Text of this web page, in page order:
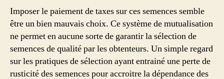
Imposer le paiement de taxes sur ces semences semble
être un bien mauvais choix. Ce système de mutualisation
ne permet en aucune sorte de garantir la sélection de
semences de qualité par les obtenteurs. Un simple regard
sur les pratiques de sélection ayant entrainé une perte de
rusticité des semences pour accroitre la dépendance des